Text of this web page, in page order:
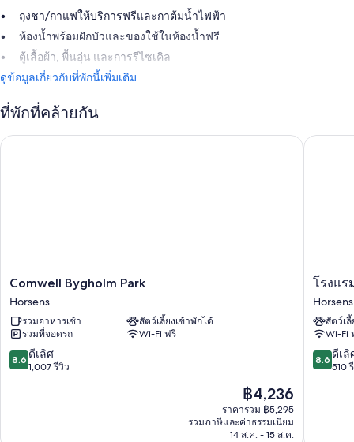
ถุงชา/กาแฟให้บริการฟรีและกาต้มน้ำไฟฟ้า
ห้องน้ำพร้อมฝักบัวและของใช้ในห้องน้ำฟรี
ตู้เสื้อผ้า, พื้นอุ่น และการรีไซเคิล
ดูข้อมูลเกี่ยวกับที่พักนี้เพิ่มเติม
ที่พักที่คล้ายกัน
Comwell
Bygholm
Park
Horsens
Comwell Bygholm Park
Horsens
รวมอาหารเช้า
สัตว์เลี้ยงเข้าพักได้
รวมที่จอดรถ
Wi-Fi ฟรี
8.6
จาก
8.6 ดีเลิศ
1,007 รีวิว
ราคา
ปัจจุบัน
คือ
฿4,236
฿4,236
ราคารวม ฿5,295
รวมภาษีและค่าธรรมเนียม
14 ส.ค. - 15 ส.ค.
Comwell Bygholm Park
โรงแรม
Four
Points
Flex
บาย
Horsens
โรงแร
Horsens
สัตว์เ
Wi-Fi
8.6
จาก
8.6 ดีเลิ
510
โรงแรม